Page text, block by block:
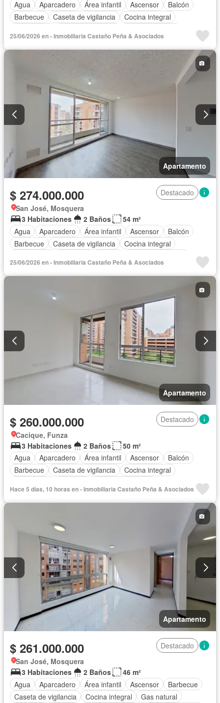
Agua Aparcadero Área infantil Ascensor
Balcón
Barbecue
Caseta de vigilancia
Cocina integral
Vista panorámica
25/06/2026 en - Inmobiliaria Castaño Peña & Asociados
Apartamento
$ 274.000.000
Destacado
San José, Mosquera
3 Habitaciones
2 Baños
54 m²
Agua
Aparcadero Área infantil Ascensor
Balcón
Barbecue
Caseta de vigilancia
Cocina integral
Tanque de agua
Vista panorámica
25/06/2026 en - Inmobiliaria Castaño Peña & Asociados
Apartamento
$ 260.000.000
Destacado
Cacique, Funza
3 Habitaciones
2 Baños
50 m²
Agua
Aparcadero Área infantil Ascensor
Balcón
Barbecue
Caseta de vigilancia
Cocina integral
Tanque de agua
Terraza
Hace 5 días, 10 horas en - Inmobiliaria Castaño Peña & Asociados
Apartamento
$ 261.000.000
Destacado
San José, Mosquera
3 Habitaciones
2 Baños
46 m²
Agua
Aparcadero Área infantil Ascensor
Barbecue
Caseta de vigilancia
Cocina integral
Gas natural